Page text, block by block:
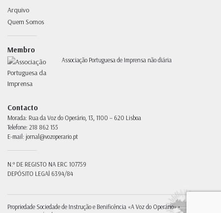
Arquivo
Quem Somos
Membro
Associação Portuguesa de Imprensa não diária
Contacto
Morada: Rua da Voz do Operário, 13, 1100 – 620 Lisboa
Telefone: 218 862 155
E-mail: jornal@vozoperario.pt
N.º DE REGISTO NA ERC 107759
DEPÓSITO LEGAl 6394/84
PropriedadeSociedade de Instrução e Benificência «A Voz do Operário» •